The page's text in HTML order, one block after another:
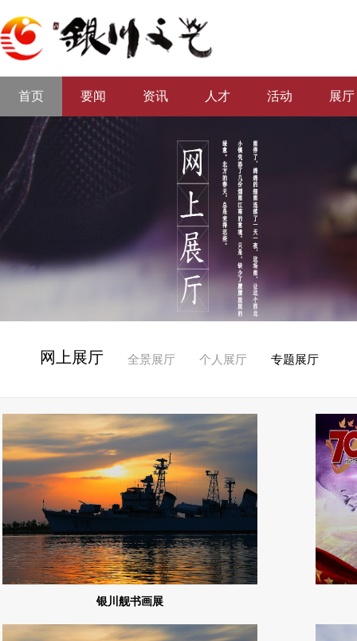
首页 要闻 资讯 人才 活动 展厅
网上展厅 全景展厅 个人展厅 专题展厅
银川舰书画展